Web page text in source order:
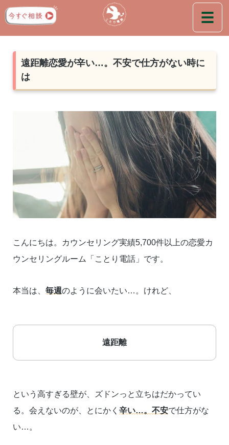
遠距離恋愛が辛い…。不安で仕方がない時に
は
こんにちは。カウンセリング実績5,700件以上の恋愛カ
ウンセリングルーム「ことり電話」です。
本当は、 毎週のように会いたい…。けれど、
遠距離
という高すぎる壁が、ズドンっと立ちはだかってい
る。会えないのが、とにかく 辛い…。不安で仕方がな
い…。